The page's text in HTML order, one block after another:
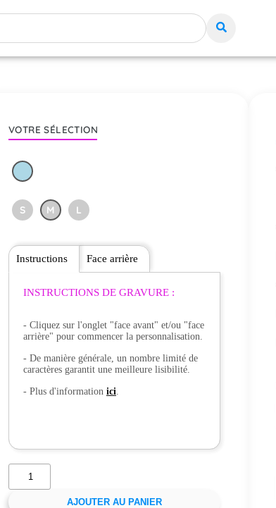
VOTRE SÉLECTION
S M L
Instructions
INSTRUCTIONS DE GRAVURE :
- Cliquez sur l'onglet "face avant" et/ou "face
arrière" pour commencer la personnalisation.
- De manière générale, un nombre limité de
caractères garantit une meilleure lisibilité.
- Plus d'information ici.
Face arrière
AJOUTER AU PANIER